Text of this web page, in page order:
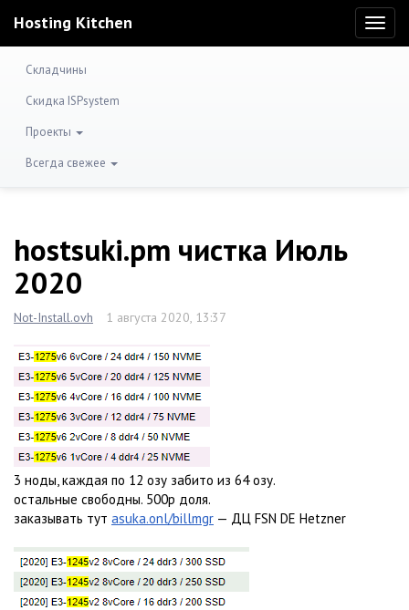
Hosting Kitchen
Складчины
Скидка ISPsystem
Проекты
Всегда свежее
hostsuki.pm чистка Июль
2020
Not-Install.ovh 1 августа 2020, 13:37
3 ноды, каждая по 12 озу забито из 64 озу.
остальные свободны. 500р доля.
заказывать тут asuka.onl/billmgr — ДЦ FSN DE Hetzner